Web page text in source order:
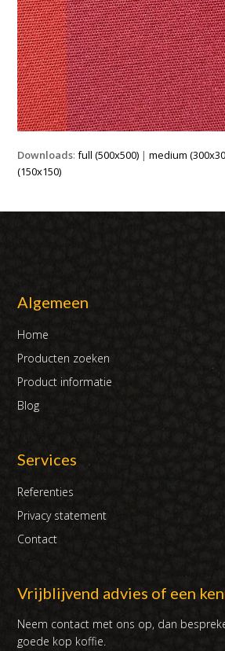
Downloads:full (500x500) |medium
(150x150)
Algemeen
Home
Producten zoeken
Product informatie
Blog
Services
Referenties
Privacy statement
Contact
Vrijblijvend advies of een
Neem contact met ons op, dan
goede kop koffie.